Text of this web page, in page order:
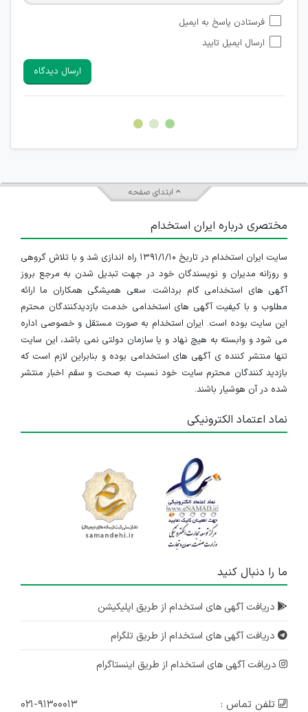
شبکه های مجازی ارتباطی می باشند وجود ندارد.
امکان تأیید نظرات کاربرانی که به هر طریقی قصد مأیوس کردن
هرگونه تحریک، تحقیر و کنایه به سایر افراد (مسئول و غیر مسئول)
غیر مجاز می باشد.
امکان هماهنگی برای هرگونه ملاقات حضوری چه به صورت دسته
فرستادن پاسخ به ایمیل
ارسال ایمیل تایید
ارسال دیدگاه
ابتدای صفحه
مختصری درباره ایران استخدام
سایت ایران استخدام در تاریخ ۱۳۹۱/۱/۱۰ راه اندازی شد و با تلاش گروهی
و روزانه مدیران و نویسندگان خود در جهت تبدیل شدن به مرجع بروز
آگهی های استخدامی گام برداشت. سعی همیشگی همکاران ما ارائه
مطلوب و با کیفیت آگهی های استخدامی خدمت بازدیدکنندگان محترم
این سایت بوده است. ایران استخدام به صورت مستقل و خصوصی اداره
می شود و وابسته به هیچ نهاد و یا سازمان دولتی نمی باشد، این سایت
تنها منتشر کننده ی آگهی های استخدامی بوده و بنابراین لازم است که
بازدید کنندگان محترم سایت خود نسبت به صحت و سقم اخبار منتشر
شده در آن هوشیار باشند.
نماد اعتماد الکترونیکی
ما را دنبال کنید
دریافت آگهی های استخدام از طریق اپلیکیشن
دریافت آگهی های استخدام از طریق تلگرام
دریافت آگهی های استخدام از طریق اینستاگرام
تلفن تماس : ۰۲۱-۹۱۳۰۰۰۱۳